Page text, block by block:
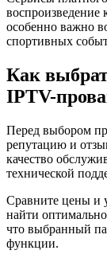
воспроизведение
особенно важно
спортивных
Как
IPTV-
Перед выбором
репутацию и
качество
технической
Сравните цены и
найти
что выбранный
функции.